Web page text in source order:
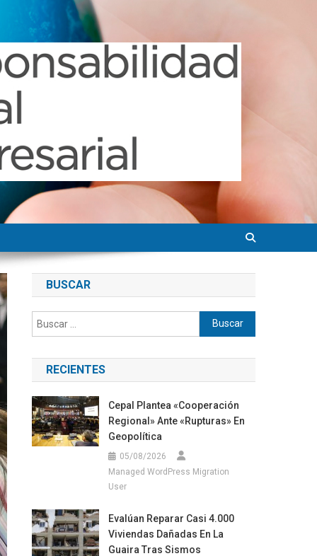
BUSCAR
Buscar:
RECIENTES
Cepal Plantea «cooperación
Regional» Ante «rupturas» En
Geopolítica
05/08/2026
Managed WordPress Migration
User
Evalúan Reparar Casi 4.000
Viviendas Dañadas En La
Guaira Tras Sismos